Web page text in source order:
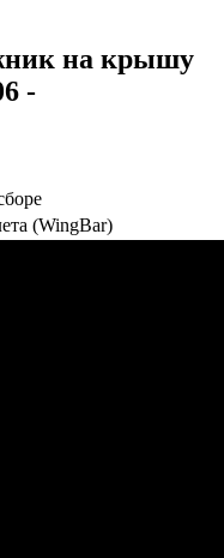
на крышу
-
(WingBar)